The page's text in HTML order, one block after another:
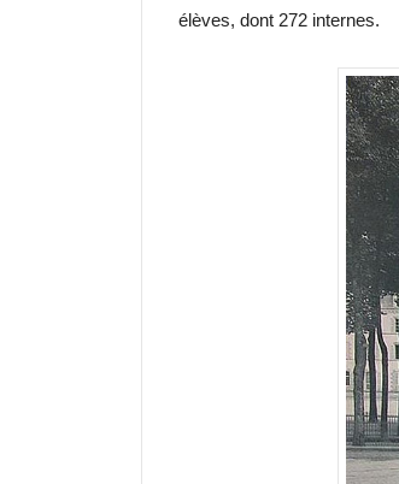
élèves, dont 272 internes.